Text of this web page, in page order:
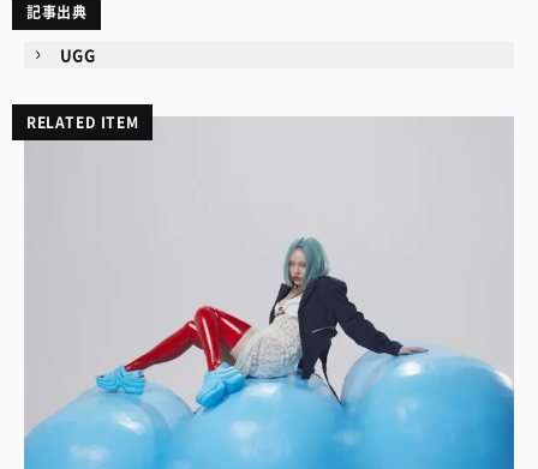
記事出典
UGG
RELATED ITEM